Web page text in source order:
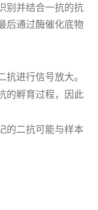
别并结合一抗的抗
后通过酶催化底物
进行信号放大。
的孵育过程，因此
的二抗可能与样本